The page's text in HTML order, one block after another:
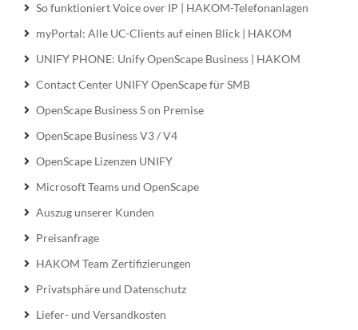
So funktioniert Voice over IP | HAKOM-Telefonanlagen
myPortal: Alle UC-Clients auf einen Blick | HAKOM
UNIFY PHONE: Unify OpenScape Business | HAKOM
Contact Center UNIFY OpenScape für SMB
OpenScape Business S on Premise
OpenScape Business V3 / V4
OpenScape Lizenzen UNIFY
Microsoft Teams und OpenScape
Auszug unserer Kunden
Preisanfrage
HAKOM Team Zertifizierungen
Privatsphäre und Datenschutz
Liefer- und Versandkosten